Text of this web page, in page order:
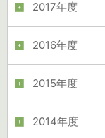
2017年度
2016年度
2015年度
2014年度